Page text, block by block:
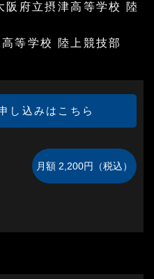
阪府立摂津高等学校 陸
等学校 陸上競技部
し込みはこちら